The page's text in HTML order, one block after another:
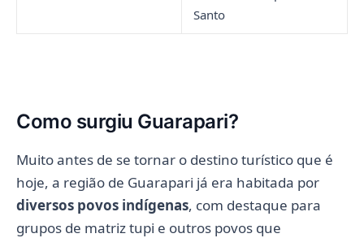
Santo
Como surgiu Guarapari?
Muito antes de se tornar o destino turístico que é
hoje, a região de Guarapari já era habitada por
diversos povos indígenas, com destaque para
grupos de matriz tupi e outros povos que